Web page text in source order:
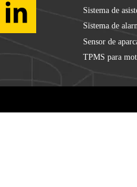
Sistema de
Sistema de
Sensor de
TPMS para